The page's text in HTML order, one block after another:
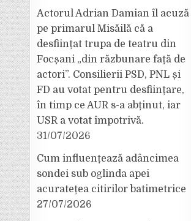
Actorul Adrian Damian îl acuză
pe primarul Misăilă că a
desființat trupa de teatru din
Focșani „din răzbunare față de
actori”. Consilierii PSD, PNL și
FD au votat pentru desființare,
în timp ce AUR s-a abținut, iar
USR a votat împotrivă.
31/07/2026
Cum influențează adâncimea
sondei sub oglinda apei
acuratețea citirilor batimetrice
27/07/2026